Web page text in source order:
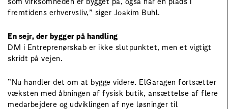
fremtidens erhvervsliv,” siger Joakim Buhl.
En sejr, der bygger på handling
DM i Entreprenørskab er ikke slutpunktet, men et vigtigt
skridt på vejen.
”Nu handler det om at bygge videre. ElGaragen fortsætter
væksten med åbningen af fysisk butik, ansættelse af flere
medarbejdere og udviklingen af nye løsninger til